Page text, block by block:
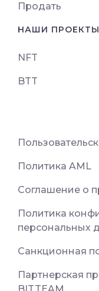
Продать
НАШИ ПРОЕКТЫ
NFT
BTT
Политика AML
Соглашение о
Политика
персональных
Санкционная
Партнерская